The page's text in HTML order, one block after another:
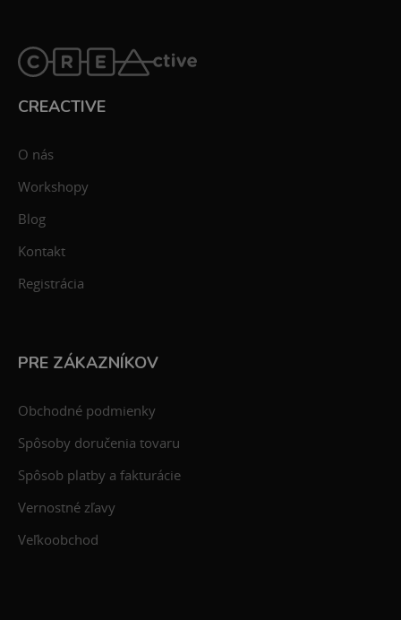
CREACTIVE
O nás
Workshopy
Blog
Kontakt
Registrácia
PRE ZÁKAZNÍKOV
Obchodné podmienky
Spôsoby doručenia tovaru
Spôsob platby a fakturácie
Vernostné zľavy
Veľkoobchod